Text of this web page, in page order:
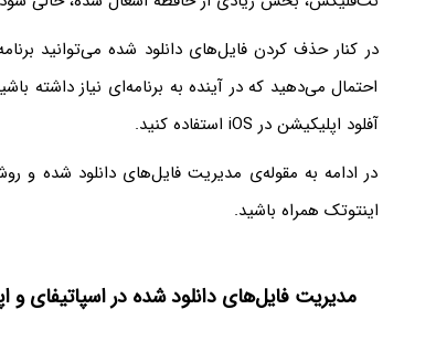
در کنار حذف کردن فایل‌های دانلود شده می‌توانید
احتمال می‌دهید که در آینده به برنامه‌ای نیاز داشته
آفلود اپلیکیشن در iOS استفاده کنید.
در ادامه به مقوله‌ی مدیریت فایل‌های دانلود شده و
اینتوتک همراه باشید.
مدیریت فایل‌های دانلود شده در اسپاتیفای و